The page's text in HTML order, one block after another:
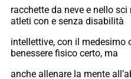
racchette da neve e nello
atleti con e senza disabilità
intellettive, con il
benessere fisico certo, ma
anche allenare la mente